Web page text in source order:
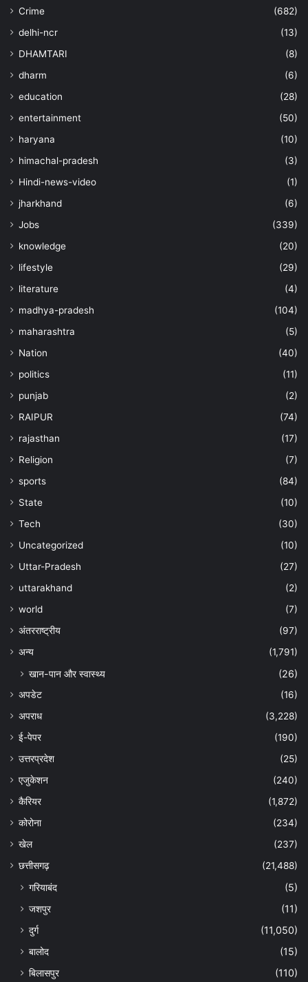
Crime
(682)
delhi-ncr
(13)
DHAMTARI
(8)
dharm
(6)
education
(28)
entertainment
(50)
haryana
(10)
himachal-pradesh
(3)
Hindi-news-video
(1)
jharkhand
(6)
Jobs
(339)
knowledge
(20)
lifestyle
(29)
literature
(4)
madhya-pradesh
(104)
maharashtra
(5)
Nation
(40)
politics
(11)
punjab
(2)
RAIPUR
(74)
rajasthan
(17)
Religion
(7)
sports
(84)
State
(10)
Tech
(30)
Uncategorized
(10)
Uttar-Pradesh
(27)
uttarakhand
(2)
world
(7)
अंतरराष्ट्रीय
(97)
अन्‍य
(1,791)
खान-पान और स्वास्थ्य (26)
अपडेट
(16)
अपराध
(3,228)
ई-पेपर
(190)
उत्तरप्रदेश
(25)
एजुकेशन
(240)
कैरियर
(1,872)
कोरोना
(234)
खेल
(237)
छत्तीसगढ़
(21,488)
गरियाबंद
(5)
जशपुर
(11)
दुर्ग
(11,050)
बालोद
(15)
बिलासपुर
(110)